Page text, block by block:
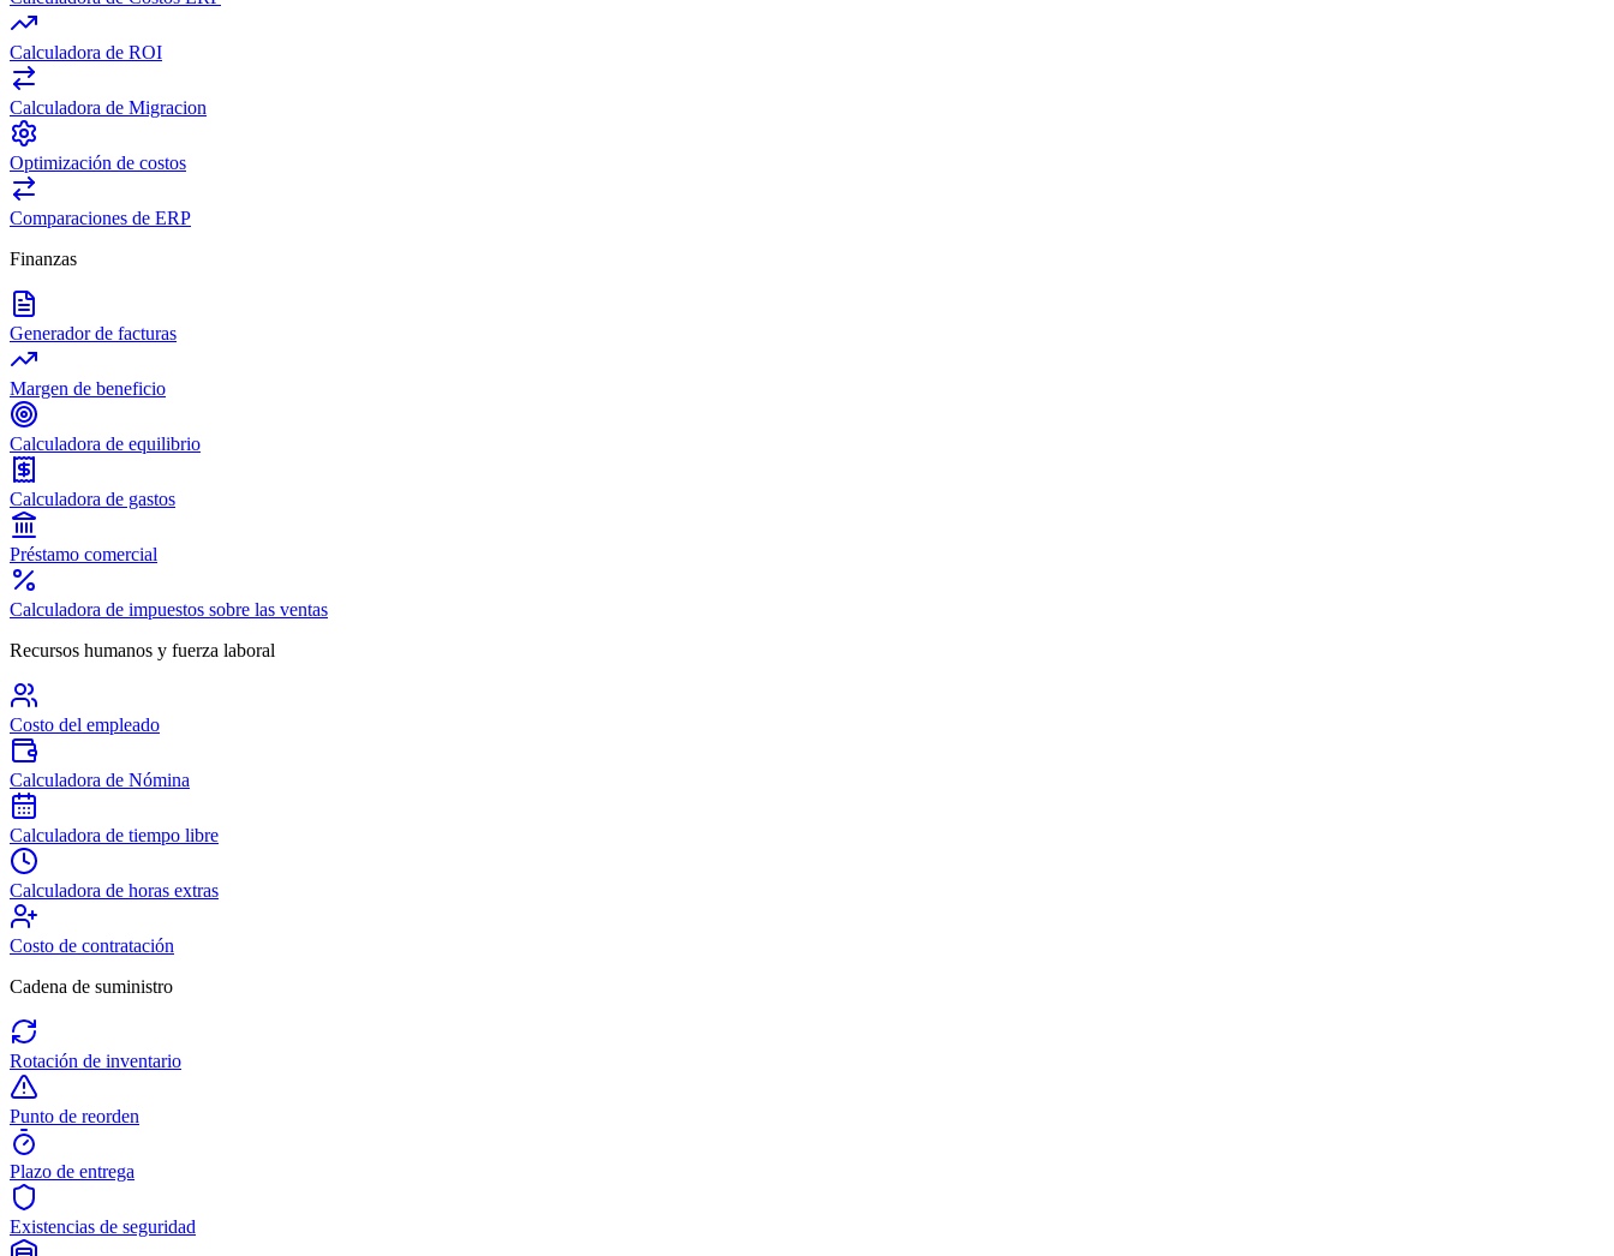
Calculadora de ROI
Calculadora de Migracion
Optimización de costos
Comparaciones de ERP
Finanzas
Generador de facturas
Margen de beneficio
Calculadora de equilibrio
Calculadora de gastos
Préstamo comercial
Calculadora de impuestos sobre las ventas
Recursos humanos y fuerza laboral
Costo del empleado
Calculadora de Nómina
Calculadora de tiempo libre
Calculadora de horas extras
Costo de contratación
Cadena de suministro
Rotación de inventario
Punto de reorden
Plazo de entrega
Existencias de seguridad